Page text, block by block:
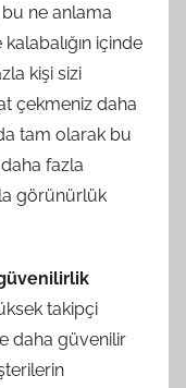
bu ne anlama
içinde
kişi sizi
çekmeniz daha
tam olarak bu
daha fazla
görünürlük
takipçi
daha güvenilir